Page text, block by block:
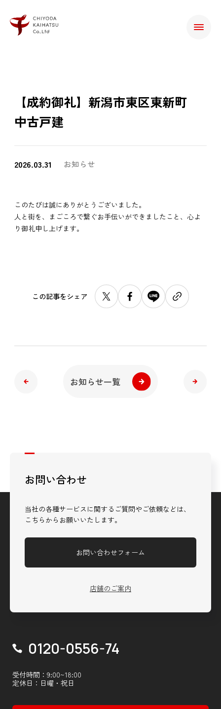
【成約御礼】新潟市東区東新町
中古戸建
2026.03.31 お知らせ
このたびは誠にありがとうございました。
人と街を、まごころで繋ぐお手伝いができましたこと、心よ
り御礼申し上げます。
この記事をシェア
お知らせ一覧
お問い合わせ
当社の各種サービスに関するご質問やご依頼などは、
こちらからお願いいたします。
お問い合わせフォーム
店舗のご案内
0120-0556-74
受付時間：9:00~18:00
定休日：日曜・祝日